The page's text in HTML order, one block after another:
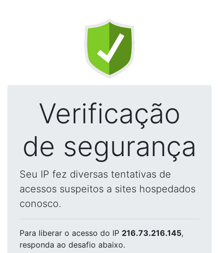
Verificação
de segurança
Seu IP fez diversas tentativas de
acessos suspeitos a sites hospedados
conosco.
Para liberar o acesso do IP 216.73.216.145,
responda ao desafio abaixo.